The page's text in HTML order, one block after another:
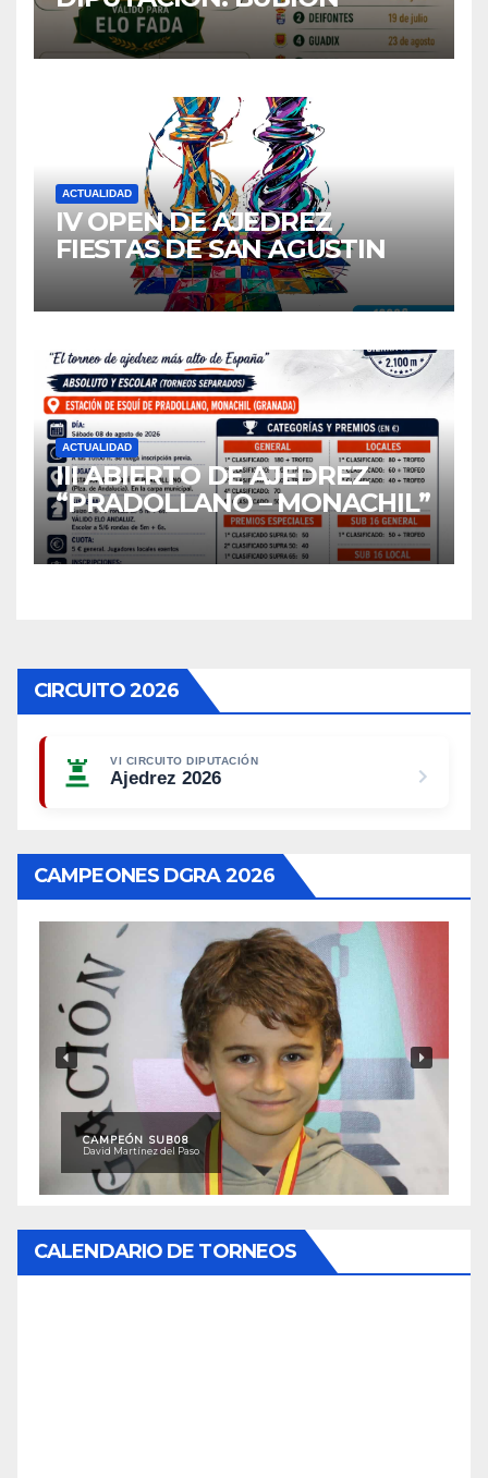
ACTUALIDAD
IV OPEN DE AJEDREZ
FIESTAS DE SAN AGUSTIN
ACTUALIDAD
III ABIERTO DE AJEDREZ
“PRADOLLANO – MONACHIL”
CIRCUITO 2026
VI CIRCUITO DIPUTACIÓN
Ajedrez 2026
CAMPEONES DGRA 2026
CAMPEÓN SUB08
David Martínez del Paso
CALENDARIO DE TORNEOS